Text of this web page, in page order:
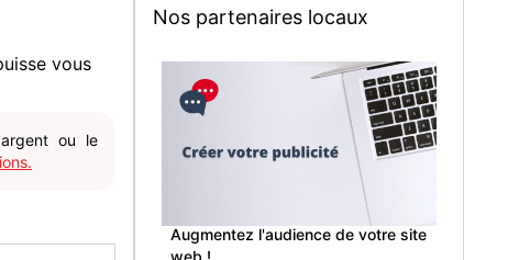
vous
ou le
Nos partenaires locaux
Augmentez l'audience de votre site
web !